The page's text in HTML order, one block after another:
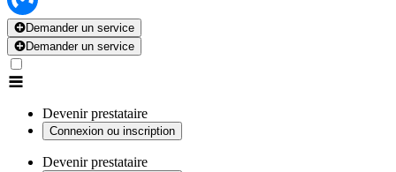
Demander un service
Demander un service
Devenir prestataire
Connexion ou inscription
Devenir prestataire